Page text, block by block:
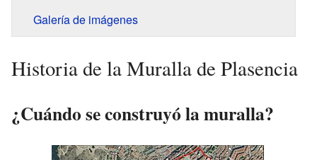
Galería de imágenes
Historia de la Muralla de Plasencia
¿Cuándo se construyó la muralla?